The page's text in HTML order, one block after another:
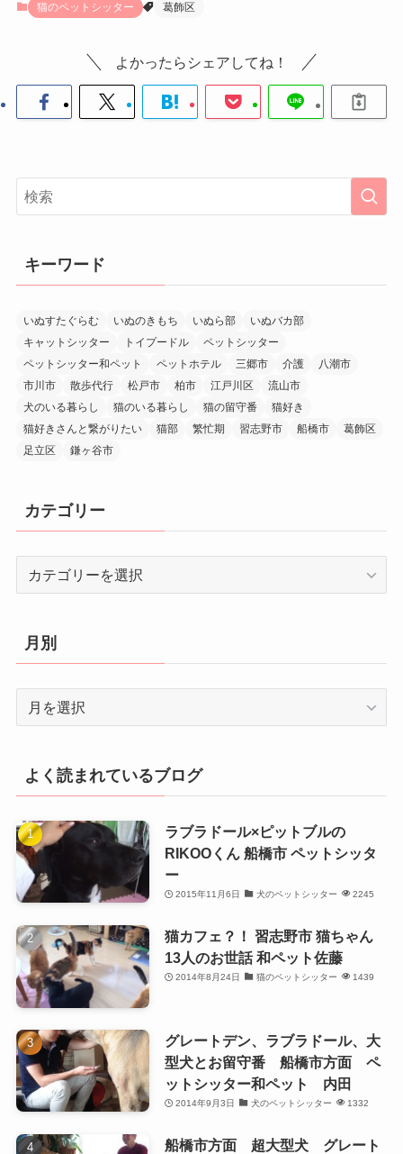
猫のペットシッター 葛飾区
よかったらシェアしてね！
キーワード
いぬすたぐらむ いぬのきもち いぬら部
いぬバカ部
キャットシッター
トイプードル
ペットシッター
ペットシッター和ペット
ペットホテル 三郷市 介護
八潮市
市川市
散歩代行 松戸市 柏市 江戸川区
流山市
犬のいる暮らし
猫のいる暮らし 猫の留守番
猫好き
猫好きさんと繋がりたい
猫部 繁忙期 習志野市 船橋市
葛飾区
足立区
鎌ヶ谷市
カテゴリー
リ
ー
月別
よく読まれているブログ
ラブラドール×ピットブルの
RIKOOくん 船橋市 ペットシッタ
ー
2015年11月6日 犬のペットシッター 2245
猫カフェ？！ 習志野市 猫ちゃん
13人のお世話 和ペット佐藤
2014年8月24日 猫のペットシッター 1439
グレートデン、ラブラドール、大
型犬とお留守番 船橋市方面 ペ
ットシッター和ペット 内田
2014年9月3日 犬のペットシッター 1332
船橋市方面 超大型犬 グレート